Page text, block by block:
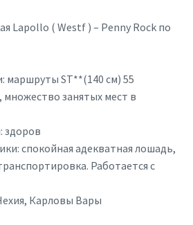
Lapollo ( Westf ) – Penny Rock по
маршруты ST**(140 см) 55
множество занятых мест в
здоров
спокойная адекватная лошадь,
Работается с
Карловы Вары